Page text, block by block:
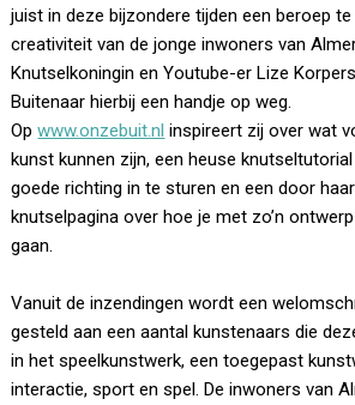
juist in deze bijzondere tijden een beroep
creativiteit van de jonge inwoners van
Knutselkoningin en Youtube-er Lize
Buitenaar hierbij een handje op weg.
Opwww.onzebuit.nl inspireert zij over wat
kunst kunnen zijn, een heuse
goede richting in te sturen en een door
knutselpagina over hoe je met zo’n
gaan.
Vanuit de inzendingen wordt een
gesteld aan een aantal kunstenaars die
in het speelkunstwerk, een toegepast
interactie, sport en spel. De inwoners van